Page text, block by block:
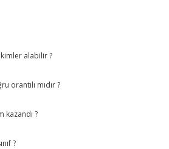
kimler alabilir ?
orantılı mıdır ?
kazandı ?
?